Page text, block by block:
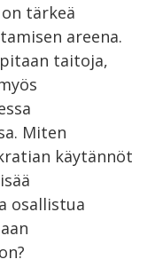
tärkeä
areena.
taitoja,
Miten
käytännöt
osallistua